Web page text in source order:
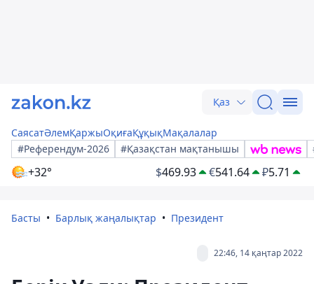
Қаз
СаясатӘлемҚаржыОқиғаҚұқықМақалалар
#Референдум-2026
#Қазақстан мақтанышы
+32° $469.93 €541.64 ₽5.71
Басты Барлық жаңалықтар Президент
22:46, 14 қаңтар 2022